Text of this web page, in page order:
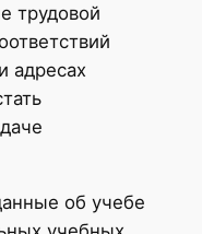
трудовой
адресах
об учебе